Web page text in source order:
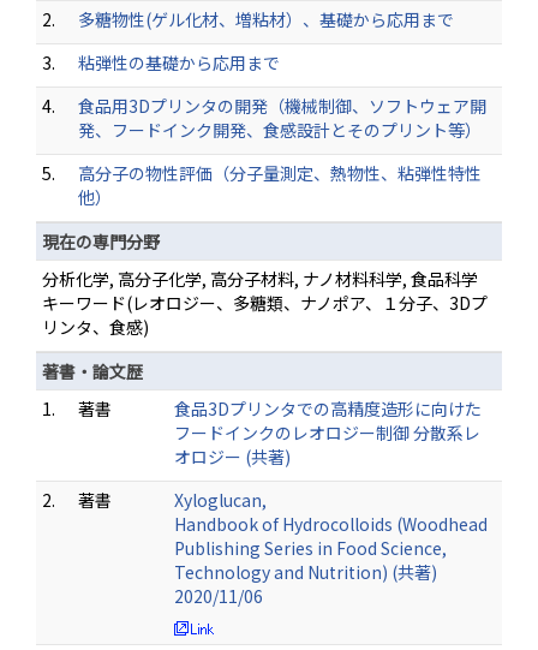
2.
多糖物性(ゲル化材、増粘材）、基礎から応用まで
3.
粘弾性の基礎から応用まで
4.
食品用3Dプリンタの開発（機械制御、ソフトウェア開
発、フードインク開発、食感設計とそのプリント等）
5.
高分子の物性評価（分子量測定、熱物性、粘弾性特性
他）
現在の専門分野
分析化学, 高分子化学, 高分子材料, ナノ材料科学, 食品科学
キーワード(レオロジー、多糖類、ナノポア、１分子、3Dプ
リンタ、食感)
著書・論文歴
1.
著書
食品3Dプリンタでの高精度造形に向けた
フードインクのレオロジー制御 分散系レ
オロジー (共著)
2.
著書
Xyloglucan,
Handbook of Hydrocolloids (Woodhead
Publishing Series in Food Science,
Technology and Nutrition) (共著)
2020/11/06